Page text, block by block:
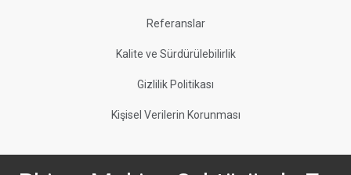
Referanslar
Kalite ve Sürdürülebilirlik
Gizlilik Politikası
Kişisel Verilerin Korunması